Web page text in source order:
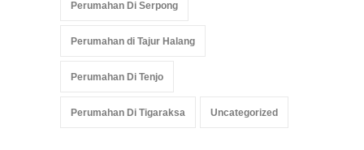
Perumahan Di Serpong
Perumahan di Tajur Halang
Perumahan Di Tenjo
Perumahan Di Tigaraksa Uncategorized